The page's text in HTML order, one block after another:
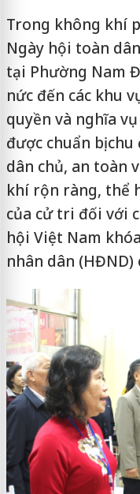
Trong không khí
Ngày hội toàn
tại Phường Nam
nức đến các khu
quyền và nghĩa
được chuẩn bị
dân chủ, an toàn
khí rộn ràng, thể
của cử tri đối với
hội Việt Nam
nhân dân (HĐND)